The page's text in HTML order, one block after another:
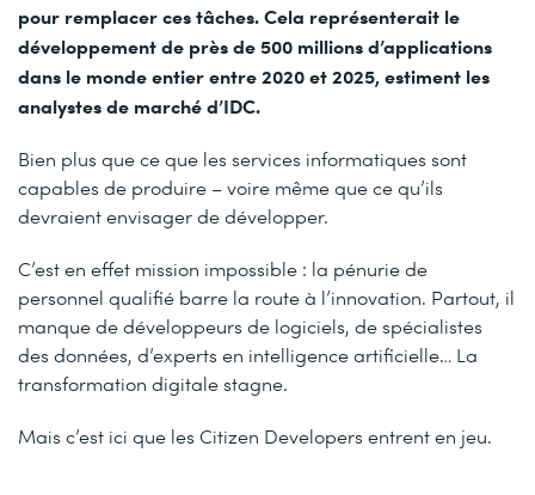
pour remplacer ces tâches. Cela représenterait le
développement de près de 500 millions d’applications
dans le monde entier entre 2020 et 2025, estiment les
analystes de marché d’IDC.
Bien plus que ce que les services informatiques sont
capables de produire – voire même que ce qu’ils
devraient envisager de développer.
C’est en effet mission impossible : la pénurie de
personnel qualifié barre la route à l’innovation. Partout, il
manque de développeurs de logiciels, de spécialistes
des données, d’experts en intelligence artificielle… La
transformation digitale stagne.
Mais c’est ici que les Citizen Developers entrent en jeu.